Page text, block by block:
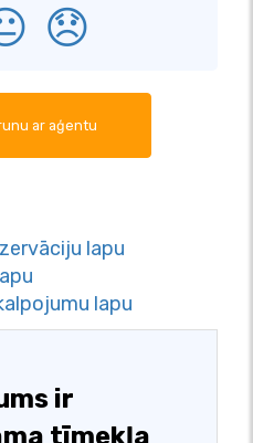
😞
ar aģentu
lapu
lapu
ir
tīmekļa